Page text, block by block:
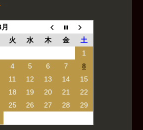
火 水 木 金
土
1
4 5 6 7
8
11 12 13 14
15
18 19 20 21
22
25 26 27 28
29